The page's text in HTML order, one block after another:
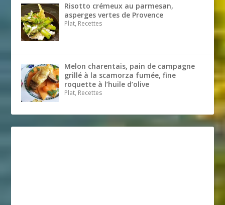
Risotto crémeux au parmesan,
asperges vertes de Provence
Plat, Recettes
Melon charentais, pain de campagne
grillé à la scamorza fumée, fine
roquette à l’huile d’olive
Plat, Recettes